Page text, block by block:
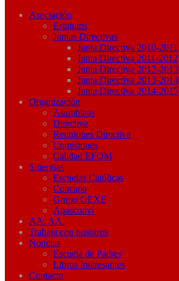
Asociación
Estatutos
Juntas Directivas
Junta Directiva 2010-2011
Junta Directiva 2011-2012
Junta Directiva 2012-2013
Junta Directiva 2013-2014
Junta Directiva 2014-2015
Organización
Asambleas
Directiva
Reuniones Directiva
Comisiones
Calidad EFQM
Sinergias
Escuelas Católicas
Concapa
Grupo GEXE
Apasconvi
AA. AA.
Trabaja con nosotros
Noticias
Escuela de Padres
Libros Interesantes
Contacto